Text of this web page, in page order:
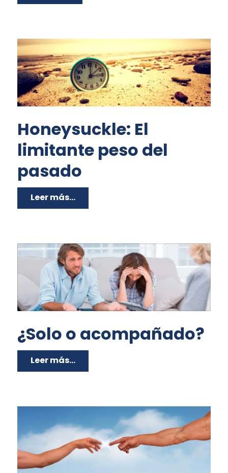
Honeysuckle: El
limitante peso del
pasado
Leer más...
¿Solo o acompañado?
Leer más...